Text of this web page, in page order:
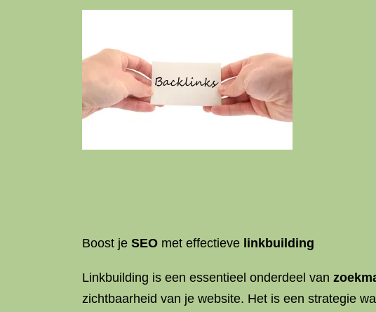
Boost je SEO met effectieve linkbuilding
Linkbuilding is een essentieel onderdeel van
zichtbaarheid van je website. Het is een strategie